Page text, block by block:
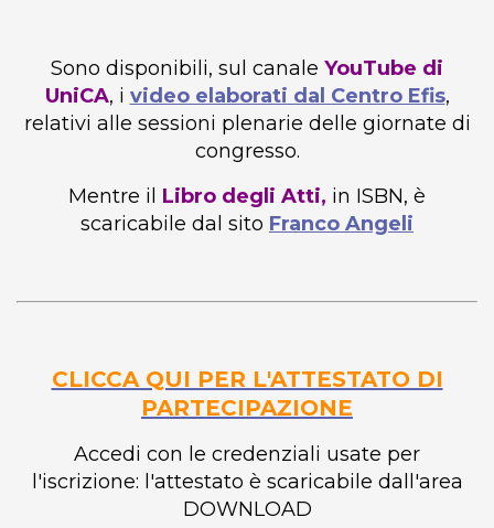
Sono disponibili, sul canale YouTube di
UniCA, i video elaborati dal Centro Efis,
relativi alle sessioni plenarie delle giornate di
congresso.
Mentre il Libro degli Atti, in ISBN, è
scaricabile dal sito Franco Angeli
CLICCA QUI PER L'ATTESTATO DI
PARTECIPAZIONE
Accedi con le credenziali usate per
l'iscrizione: l'attestato è scaricabile dall'area
DOWNLOAD